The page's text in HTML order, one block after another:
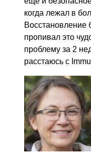
когда лежал в
пропивал это
проблему за 2
расстаюсь с